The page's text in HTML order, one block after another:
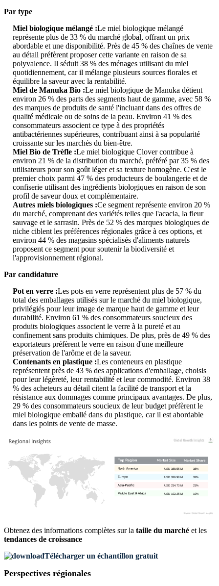
Par type
Miel biologique mélangé :Le miel biologique mélangé
représente plus de 33 % du marché global, offrant un prix
abordable et une disponibilité. Près de 45 % des chaînes de vente
au détail préfèrent proposer cette variante en raison de sa
polyvalence. Il séduit 38 % des ménages utilisant du miel
quotidiennement, car il mélange plusieurs sources florales et
équilibre la saveur avec la rentabilité.
Miel de Manuka Bio :Le miel biologique de Manuka détient
environ 26 % des parts des segments haut de gamme, avec 58 %
des marques de produits de santé l'incluant dans des offres de
qualité médicale ou de soins de la peau. Environ 41 % des
consommateurs associent ce type à des propriétés
antibactériennes supérieures, contribuant ainsi à sa popularité
croissante sur les marchés du bien-être.
Miel Bio de Trèfle :Le miel biologique Clover contribue à
environ 21 % de la distribution du marché, préféré par 35 % des
utilisateurs pour son goût léger et sa texture homogène. C'est le
premier choix parmi 47 % des producteurs de boulangerie et de
confiserie utilisant des ingrédients biologiques en raison de son
profil de saveur doux et complémentaire.
Autres miels biologiques :Ce segment représente environ 20 %
du marché, comprenant des variétés telles que l'acacia, la fleur
sauvage et le sarrasin. Près de 52 % des marques biologiques de
niche ciblent les préférences régionales grâce à ces options, et
environ 44 % des magasins spécialisés d'aliments naturels
proposent ce segment pour soutenir la biodiversité et
l'approvisionnement régional.
Par candidature
Pot en verre :Les pots en verre représentent plus de 57 % du
total des emballages utilisés sur le marché du miel biologique,
privilégiés pour leur image de marque haut de gamme et leur
durabilité. Environ 61 % des consommateurs soucieux des
produits biologiques associent le verre à la pureté et au
confinement sans produits chimiques. De plus, près de 49 % des
exportateurs préfèrent le verre en raison d'une meilleure
préservation de l'arôme et de la saveur.
Contenants en plastique :Les conteneurs en plastique
représentent près de 43 % des applications d'emballage, choisis
pour leur légèreté, leur rentabilité et leur commodité. Environ 38
% des acheteurs au détail citent la facilité de transport et la
résistance aux dommages comme principaux avantages. De plus,
29 % des consommateurs soucieux de leur budget préfèrent le
miel biologique emballé dans du plastique, car il est abordable
dans les points de vente de masse.
10%
USD 102.25 M
21%
USD 214.73 M
31%
USD 316.98 M
38%
USD 388.55 M
Obtenez des informations complètes sur la taille du marché et les
tendances de croissance
Télécharger un échantillon gratuit
Perspectives régionales